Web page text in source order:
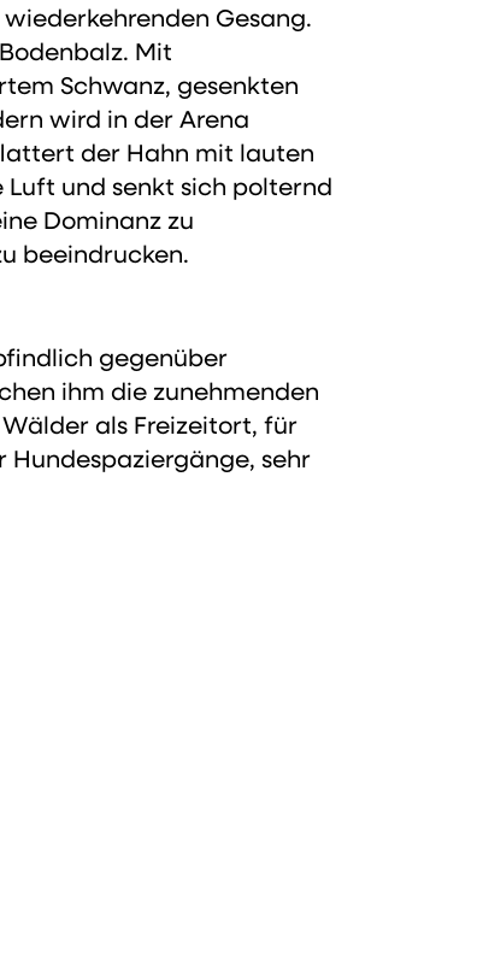
Gesang.
Mit
Schwanz, gesenkten
wird in der Arena
der Hahn mit lauten
und senkt sich polternd
Dominanz zu
beeindrucken.
gegenüber
ihm die zunehmenden
als Freizeitort, für
sehr